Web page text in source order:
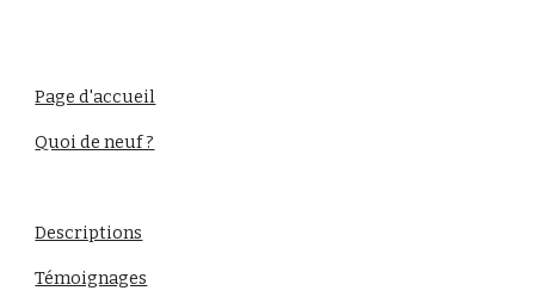
Page d'accueil
Quoi de neuf ?
Descriptions
Témoignages